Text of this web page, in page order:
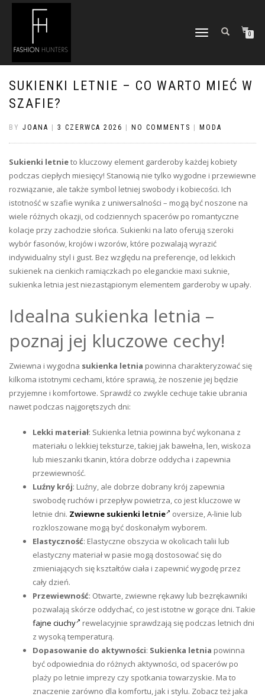
TOGGLE
0
SUKIENKI LETNIE – CO WARTO MIEĆ W
SZAFIE?
BY JOANA 3 CZERWCA 2026 NO COMMENTS MODA
Sukienki letnieto kluczowy element garderoby każdej kobiety
podczas ciepłych miesięcy! Stanowią nie tylko wygodne i przewiewne
rozwiązanie, ale także symbol letniej swobody i kobiecości. Ich
istotność w szafie wynika z uniwersalności – mogą być noszone na
wiele różnych okazji, od codziennych spacerów po romantyczne
kolacje przy zachodzie słońca. Sukienki na lato oferują szeroki
wybór fasonów, krojów i wzorów, które pozwalają wyrazić
indywidualny styl i gust. Bez względu na preferencje, od lekkich
sukienek na cienkich ramiączkach po eleganckie maxi suknie,
sukienka letnia jest niezastąpionym elementem garderoby w upały.
Idealna sukienka letnia –
poznaj jej kluczowe cechy!
Zwiewna i wygodna sukienka letnia powinna charakteryzować się
kilkoma istotnymi cechami, które sprawią, że noszenie jej będzie
przyjemne i komfortowe. Sprawdź co zwykle cechuje takie ubrania
nawet podczas najgorętszych dni:
Lekki materiał: Sukienka letnia powinna być wykonana z
materiału o lekkiej teksturze, takiej jak bawełna, len, wiskoza
lub mieszanki tkanin, która dobrze oddycha i zapewnia
przewiewność.
Luźny krój: Luźny, ale dobrze dobrany krój zapewnia
swobodę ruchów i przepływ powietrza, co jest kluczowe w
letnie dni. Zwiewne sukienki letnie
oversize, A-linie lub
rozkloszowane mogą być doskonałym wyborem.
Elastyczność: Elastyczne obszycia w okolicach talii lub
elastyczny materiał w pasie mogą dostosować się do
zmieniających się kształtów ciała i zapewnić wygodę przez
cały dzień.
Przewiewność: Otwarte, zwiewne rękawy lub bezrękawniki
pozwalają skórze oddychać, co jest istotne w gorące dni. Takie
fajne ciuchy
rewelacyjnie sprawdzają się podczas letnich dni
z wysoką temperaturą.
Dopasowanie do aktywności: Sukienka letnia powinna
być odpowiednia do różnych aktywności, od spacerów po
plaży po letnie imprezy czy spotkania towarzyskie. Ma to
znaczenie zarówno dla komfortu, jak i stylu. Zobacz też jaka